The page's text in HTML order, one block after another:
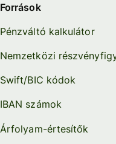
Források
Pénzváltó kalkulátor
Nemzetközi
Swift/BIC kódok
IBAN számok
Árfolyam-értesítők